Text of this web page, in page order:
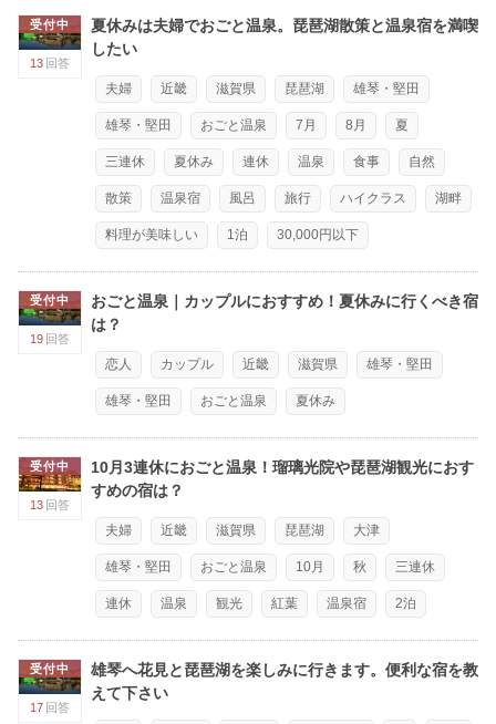
受付中
13 回答
夏休みは夫婦でおごと温泉。琵琶湖散策と温泉宿を満喫
したい
夫婦 近畿 滋賀県 琵琶湖 雄琴・堅田
雄琴・堅田 おごと温泉 7月 8月 夏
三連休 夏休み 連休 温泉 食事 自然
散策 温泉宿 風呂 旅行 ハイクラス 湖畔
料理が美味しい 1泊 30,000円以下
受付中
19 回答
おごと温泉｜カップルにおすすめ！夏休みに行くべき宿
は？
恋人 カップル 近畿 滋賀県 雄琴・堅田
雄琴・堅田 おごと温泉 夏休み
受付中
13 回答
10月3連休におごと温泉！瑠璃光院や琵琶湖観光におす
すめの宿は？
夫婦 近畿 滋賀県 琵琶湖 大津
雄琴・堅田 おごと温泉 10月 秋 三連休
連休 温泉 観光 紅葉 温泉宿 2泊
受付中
17 回答
雄琴へ花見と琵琶湖を楽しみに行きます。便利な宿を教
えて下さい